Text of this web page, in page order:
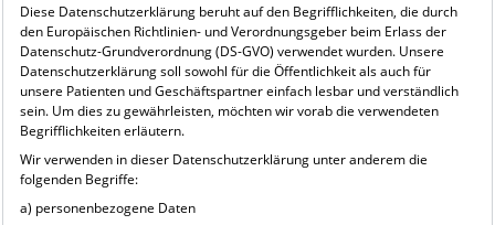
Diese Datenschutzerklärung beruht auf den Begrifflichkeiten, die durch
den Europäischen Richtlinien- und Verordnungsgeber beim Erlass der
Datenschutz-Grundverordnung (DS-GVO) verwendet wurden. Unsere
Datenschutzerklärung soll sowohl für die Öffentlichkeit als auch für
unsere Patienten und Geschäftspartner einfach lesbar und verständlich
sein. Um dies zu gewährleisten, möchten wir vorab die verwendeten
Begrifflichkeiten erläutern.
Wir verwenden in dieser Datenschutzerklärung unter anderem die
folgenden Begriffe:
a) personenbezogene Daten